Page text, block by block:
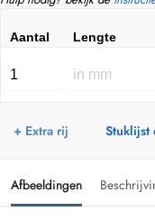
Aantal Lengte
+ Extra rij Stuklijst
Afbeeldingen